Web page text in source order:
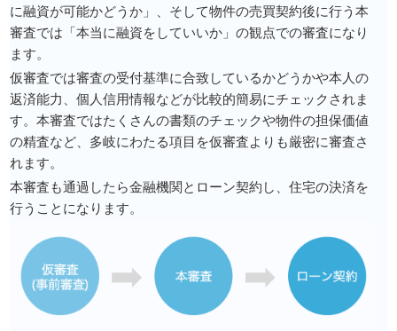
に融資が可能かどうか」、そして物件の売買契約後に行う本
審査では「本当に融資をしていいか」の観点での審査になり
ます。
仮審査では審査の受付基準に合致しているかどうかや本人の
返済能力、個人信用情報などが比較的簡易にチェックされま
す。本審査ではたくさんの書類のチェックや物件の担保価値
の精査など、多岐にわたる項目を仮審査よりも厳密に審査さ
れます。
本審査も通過したら金融機関とローン契約し、住宅の決済を
行うことになります。